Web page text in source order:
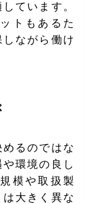
ています。
トもあるた
ながら働け
るのではな
環境の良し
模や取扱製
大きく異な